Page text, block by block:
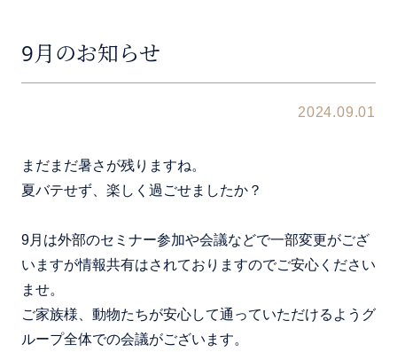
9月のお知らせ
2024.09.01
まだまだ暑さが残りますね。
夏バテせず、楽しく過ごせましたか？
9月は外部のセミナー参加や会議などで一部変更がござ
いますが情報共有はされておりますのでご安心ください
ませ。
ご家族様、動物たちが安心して通っていただけるようグ
ループ全体での会議がございます。